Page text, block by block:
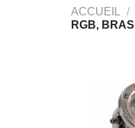
ACCUEIL /
RGB,